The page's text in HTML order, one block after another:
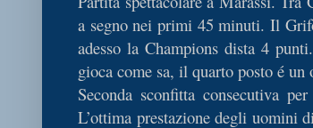
a segno nei primi 45 minuti. Il
adesso la Champions dista 4
gioca come sa, il quarto posto é
Seconda sconfitta consecutiva
L’ottima prestazione degli uomini